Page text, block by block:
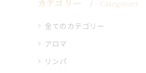
Categories
全てのカテゴリー
アロマ
リンパ